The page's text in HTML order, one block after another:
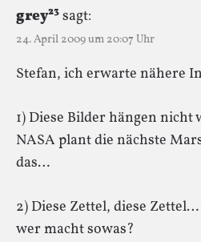
grey²³sagt:
24. April 2009 um 20:07 Uhr
Stefan, ich erwarte nähere
1) Diese Bilder hängen
NASA plant die nächste
das…
2) Diese Zettel, diese
wer macht sowas?